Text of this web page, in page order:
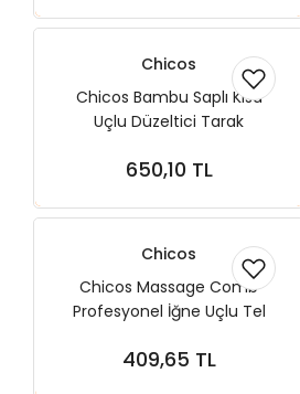
Chicos
Chicos Bambu Saplı Kısa
Uçlu Düzeltici Tarak
650,10 TL
Sepete Ekle
Chicos
Chicos Massage Comb
Profesyonel İğne Uçlu Tel
409,65 TL
Sepete Ekle